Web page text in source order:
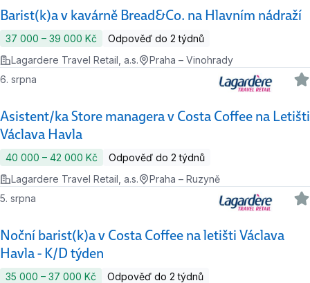
Barist(k)a v kavárně Bread&Co. na Hlavním nádraží
37 000 ‍–‍ 39 000 Kč
Odpověď do 2 týdnů
Lagardere Travel Retail, a.s.
Praha – Vinohrady
Asistent/ka Store managera v Costa Coffee na Letišti
Václava Havla
6. srpna
40 000 ‍–‍ 42 000 Kč
Odpověď do 2 týdnů
Lagardere Travel Retail, a.s.
Praha – Ruzyně
Noční barist(k)a v Costa Coffee na letišti Václava
Havla - K/D týden
5. srpna
35 000 ‍–‍ 37 000 Kč
Odpověď do 2 týdnů